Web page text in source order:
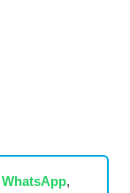
WhatsApp,